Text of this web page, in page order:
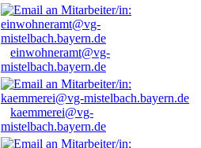
einwohneramt@vg-
mistelbach.bayern.de
kaemmerei@vg-
mistelbach.bayern.de